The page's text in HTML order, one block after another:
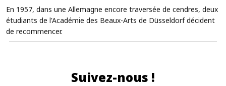
En 1957, dans une Allemagne encore traversée de cendres, deux
étudiants de l'Académie des Beaux-Arts de Düsseldorf décident
de recommencer.
Suivez-nous !